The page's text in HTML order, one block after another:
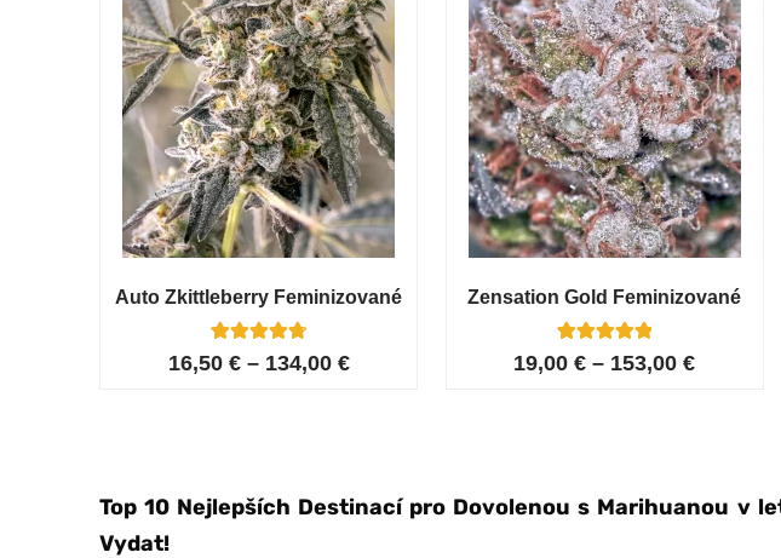
Auto Zkittleberry Feminizované
Hodnoceno
4.80
5
16,50 € – 134,00 €
Zensation Gold Feminizované
Hodnoceno
5.00
6
19,00€ – 153,00€
Top 10 Nejlepších Destinací pro Dovolenou s Marihuanou v
Vydat!